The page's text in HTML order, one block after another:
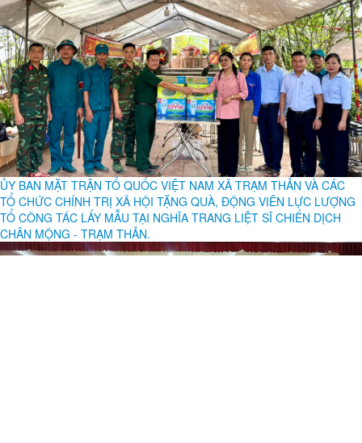
ỦY BAN MẶT TRẬN TỔ QUỐC VIỆT NAM XÃ TRẠM THẢN VÀ CÁC
TỔ CHỨC CHÍNH TRỊ XÃ HỘI TẶNG QUÀ, ĐỘNG VIÊN LỰC LƯỢNG
TỔ CÔNG TÁC LẤY MẪU TẠI NGHĨA TRANG LIỆT SĨ CHIẾN DỊCH
CHÂN MỘNG - TRẠM THẢN.